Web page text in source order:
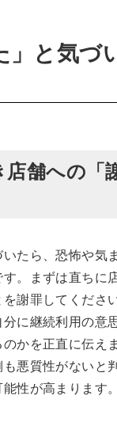
」と気づ
舗への「
たら、恐怖や気
。まずは直ちに
謝罪してくださ
に継続利用の意
かを正直に伝え
悪質性がないと
性が高まります